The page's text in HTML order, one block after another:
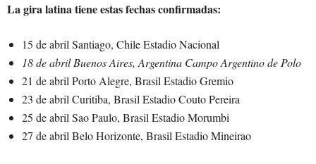
La gira latina tiene estas fechas confirmadas:
15 de abril Santiago, Chile Estadio Nacional
18 de abril Buenos Aires, Argentina Campo Argentino de Polo
21 de abril Porto Alegre, Brasil Estadio Gremio
23 de abril Curitiba, Brasil Estadio Couto Pereira
25 de abril Sao Paulo, Brasil Estadio Morumbi
27 de abril Belo Horizonte, Brasil Estadio Mineirao